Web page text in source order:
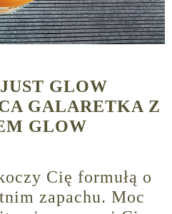
GLOW
GALARETKA Z
GLOW
Cię formułą o
zapachu. Moc